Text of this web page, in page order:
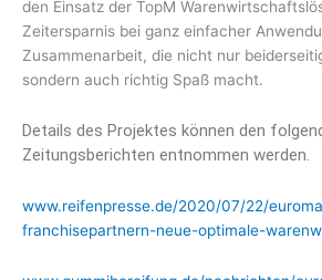
den Einsatz der TopM
Zeitersparnis bei ganz einfacher
Zusammenarbeit, die nicht nur
sondern auch richtig Spaß macht.
Details des Projektes können den
Zeitungsberichten entnommen werden.
www.reifenpresse.de/2020/07/22/
franchisepartnern-neue-optimale-